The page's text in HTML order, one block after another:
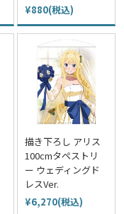
¥880(税込)
描き下ろし アリス
100cmタペストリ
ー ウェディングド
レスVer.
¥6,270(税込)